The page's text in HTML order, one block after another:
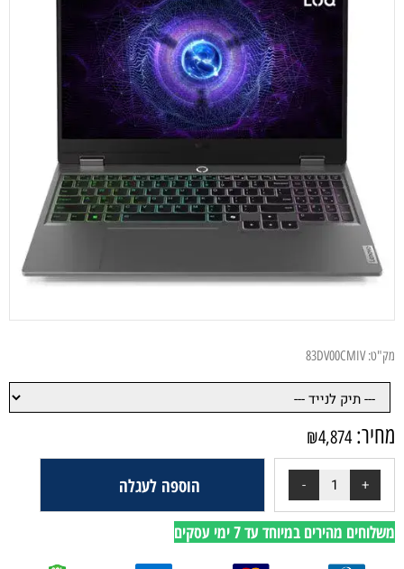
מק"ט: 83DV00CMIV
מחיר: ₪4,874
הוספה לעגלה
משלוחים מהירים במיוחד עד 7 ימי עסקים